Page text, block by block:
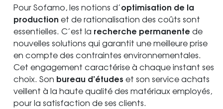
Pour Sofamo, les notions d’optimisation de la
production et de rationalisation des coûts sont
essentielles. C’est la recherche permanente de
nouvelles solutions qui garantit une meilleure prise
en compte des contraintes environnementales.
Cet engagement caractérise à chaque instant ses
choix. Son bureau d’études et son service achats
veillent à la haute qualité des matériaux employés,
pour la satisfaction de ses clients.